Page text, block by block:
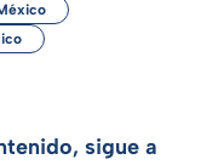
sigue a